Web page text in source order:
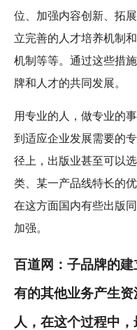
位、加强内容创新、拓
立完善的人才培养机制
机制等等。通过这些措
牌和人才的共同发展。
用专业的人，做专业的
到适应企业发展需要的
径上，出版业甚至可以
类、某一产品线特长的
在这方面国内有些出版
加强。
百道网：子品牌的
有的其他业务产生
人，在这个过程中